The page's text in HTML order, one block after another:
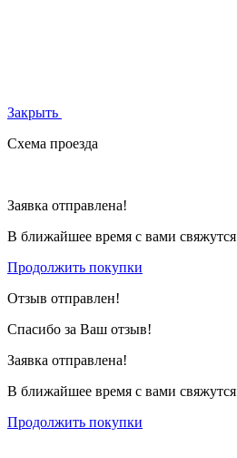
Закрыть
Схема проезда
Заявка отправлена!
В ближайшее время с вами свяжутся
Продолжить покупки
Отзыв отправлен!
Спасибо за Ваш отзыв!
Заявка отправлена!
В ближайшее время с вами свяжутся
Продолжить покупки